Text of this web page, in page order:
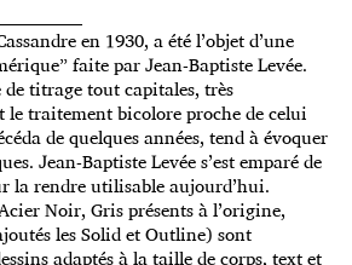
en 1930, a été l’objet d’une
faite par Jean-Baptiste Levée.
de titrage tout capitales, très
le traitement bicolore proche de celui
de quelques années, tend à évoquer
Jean-Baptiste Levée s’est emparé de
la rendre utilisable aujourd’hui.
Noir, Gris présents à l’origine,
les Solid et Outline) sont
adaptés à la taille de corps, text et